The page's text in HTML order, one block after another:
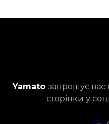
Yamato запрошує вас
сторінки у